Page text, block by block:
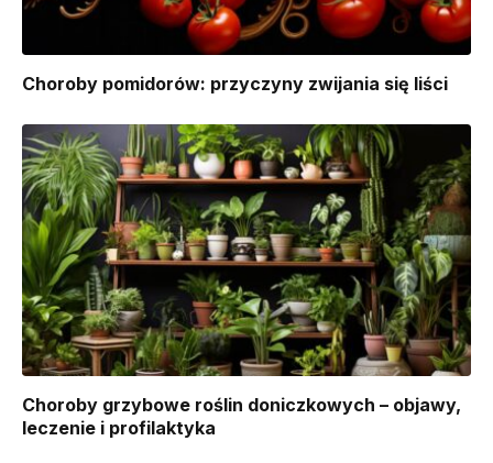
Choroby pomidorów: przyczyny zwijania się liści
Choroby grzybowe roślin doniczkowych – objawy,
leczenie i profilaktyka